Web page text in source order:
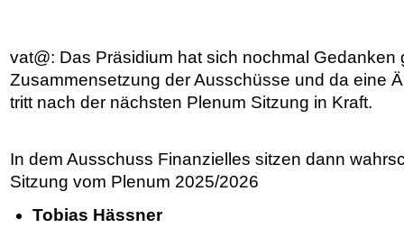
vat@: Das Präsidium hat sich nochmal Gedanken
Zusammensetzung der Ausschüsse und da eine
tritt nach der nächsten Plenum Sitzung in Kraft.
In dem Ausschuss Finanzielles sitzen dann
Sitzung vom Plenum 2025/2026
Tobias Hässner